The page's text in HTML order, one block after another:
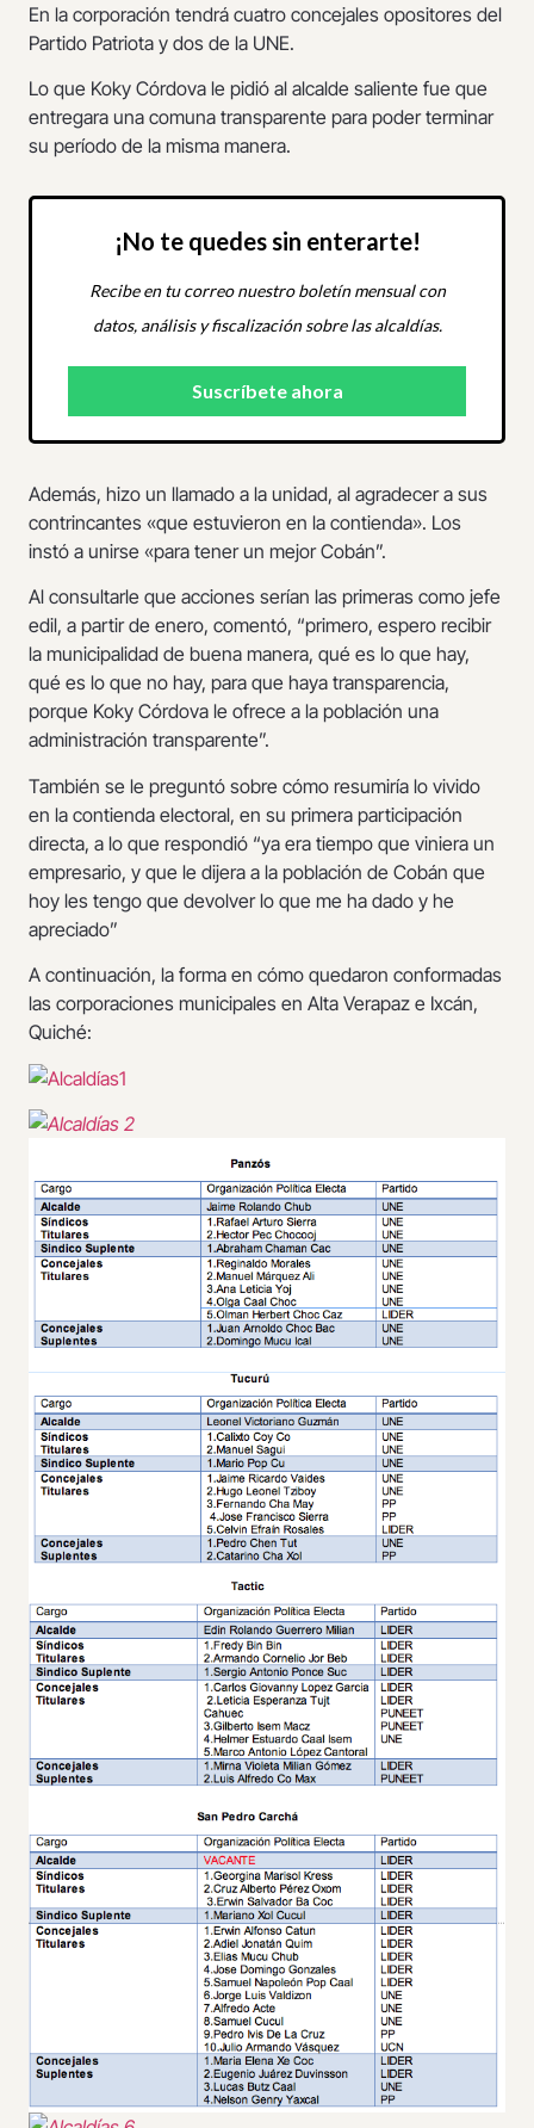
En la corporación tendrá cuatro concejales opositores del
Partido Patriota y dos de la UNE.
Lo que Koky Córdova le pidió al alcalde saliente fue que
entregara una comuna transparente para poder terminar
su período de la misma manera.
¡No te quedes sin enterarte!
Recibe en tu correo nuestro boletín mensual con
datos, análisis y fiscalización sobre las alcaldías.
Además, hizo un llamado a la unidad, al agradecer a sus
contrincantes «que estuvieron en la contienda». Los
instó a unirse «para tener un mejor Cobán”.
Al consultarle que acciones serían las primeras como jefe
edil, a partir de enero, comentó, “primero, espero recibir
la municipalidad de buena manera, qué es lo que hay,
qué es lo que no hay, para que haya transparencia,
porque Koky Córdova le ofrece a la población una
administración transparente”.
También se le preguntó sobre cómo resumiría lo vivido
en la contienda electoral, en su primera participación
directa, a lo que respondió “ya era tiempo que viniera un
empresario, y que le dijera a la población de Cobán que
hoy les tengo que devolver lo que me ha dado y he
apreciado”
A continuación, la forma en cómo quedaron conformadas
las corporaciones municipales en Alta Verapaz e Ixcán,
Quiché: